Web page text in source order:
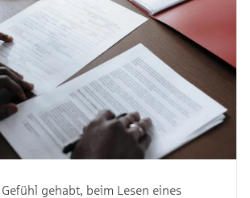
gehabt, beim Lesen eines